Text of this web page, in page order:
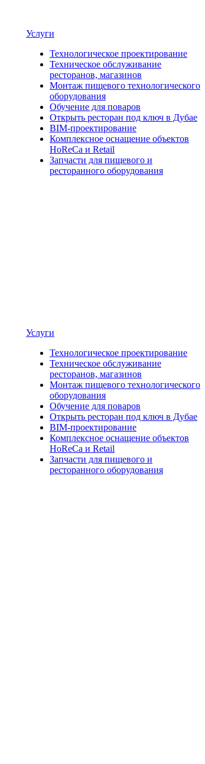
Услуги
Технологическое проектирование
Техническое обслуживание
ресторанов, магазинов
Монтаж пищевого технологического
оборудования
Обучение для поваров
Открыть ресторан под ключ в Дубае
BIM-проектирование
Комплексное оснащение объектов
HoReCa и Retail
Запчасти для пищевого и
ресторанного оборудования
Услуги
Технологическое проектирование
Техническое обслуживание
ресторанов, магазинов
Монтаж пищевого технологического
оборудования
Обучение для поваров
Открыть ресторан под ключ в Дубае
BIM-проектирование
Комплексное оснащение объектов
HoReCa и Retail
Запчасти для пищевого и
ресторанного оборудования